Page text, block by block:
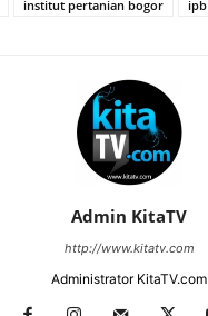
institut pertanian bogor ipb
Admin KitaTV
http://www.kitatv.com
Administrator KitaTV.com